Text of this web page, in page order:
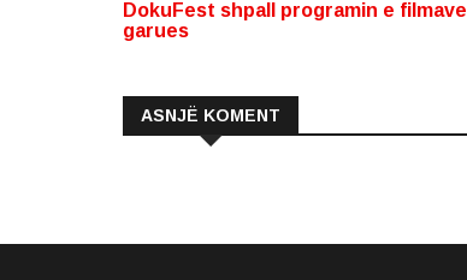
DokuFest shpall programin e filmave
garues
ASNJË KOMENT